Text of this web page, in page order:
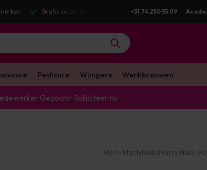
Voor 16:00 besteld? Dezelfde werkdag verstuurd+31 74 250 55 09
Pedicure Wimpers Wenkbrauwen
Gezocht! Solliciteer nu
Merk: MarilyNails|Marily Nails